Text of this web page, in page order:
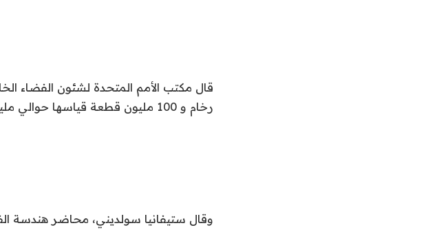
قال مكتب الأمم المتحدة لشئون
رخام و 100 مليون قطعة قياسها حوالي مليمتر واحد في المدار.
وقال ستيفانيا سولديني، محاضر هندسة